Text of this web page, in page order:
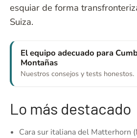
esquiar de forma
Suiza.
El equipo adecuado para
Montañas
Nuestros consejos y tests honestos.
Lo más destacado
Cara sur italiana del Matterhorn